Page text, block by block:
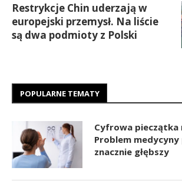
Restrykcje Chin uderzają w
europejski przemysł. Na liście
są dwa podmioty z Polski
POPULARNE TEMATY
Cyfrowa pieczątka
Problem
znacznie głębszy